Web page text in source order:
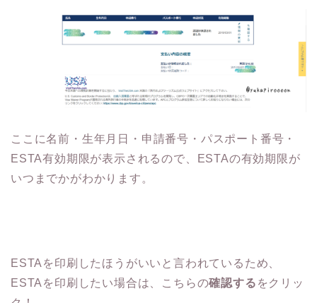
ここに名前・生年月日・申請番号・パスポート番号・
ESTA有効期限が表示されるので、ESTAの有効期限が
いつまでかがわかります。
ESTAを印刷したほうがいいと言われているため、
ESTAを印刷したい場合は、こちらの確認する をクリッ